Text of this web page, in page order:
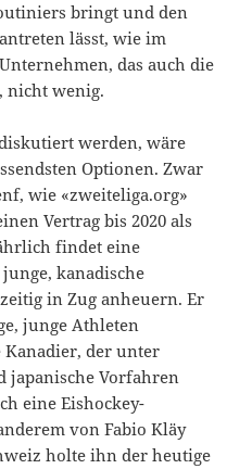
bringt und den
lässt, wie im
das auch die
nicht wenig.
werden, wäre
Optionen. Zwar
wie «zweiteliga.org»
Vertrag bis 2020 als
findet eine
kanadische
in Zug anheuern. Er
junge Athleten
Kanadier, der unter
japanische Vorfahren
eine Eishockey-
von Fabio Kläy
holte ihn der heutige